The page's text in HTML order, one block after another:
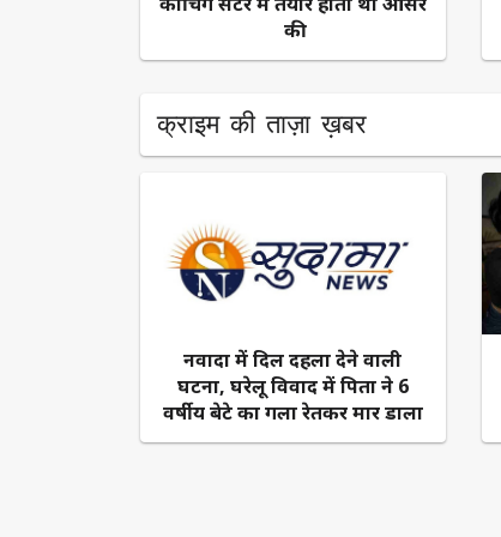
की
क्राइम की ताज़ा ख़बर
नवादा में दिल दहला देने वाली
घटना, घरेलू विवाद में पिता ने 6
वर्षीय बेटे का गला रेतकर मार डाला